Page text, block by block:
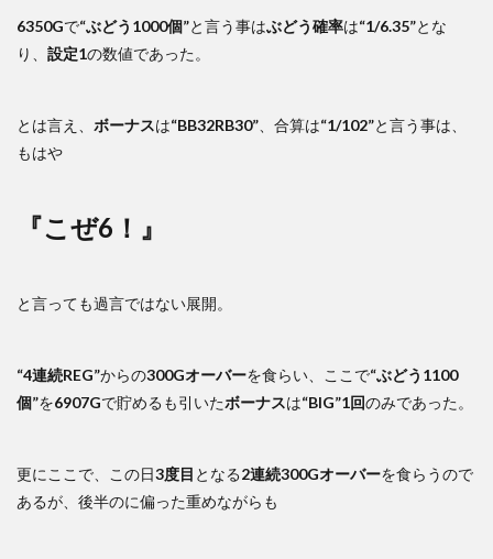
6350Gで“ぶどう1000個”と言う事はぶどう確率は“1/6.35”とな
り、 設定1の数値であった。
とは言え、 ボーナスは“BB32RB30”、合算は“1/102”と言う事は、
もはや
『こぜ6！』
と言っても過言ではない展開。
“4連続REG”からの300Gオーバーを食らい、ここで“ぶどう1100
個”を6907Gで貯めるも引いたボーナスは“BIG”1回のみであった。
更にここで、この日3度目 となる2連続300Gオーバーを食らうので
あるが、後半のに偏った重めながらも